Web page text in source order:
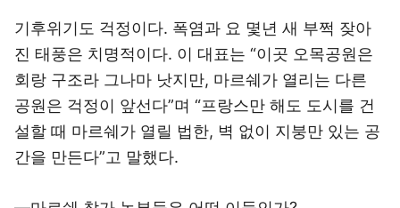
기후위기도 걱정이다. 폭염과 요 몇년 새 부쩍 잦아
진 태풍은 치명적이다. 이 대표는 “이곳 오목공원은
회랑 구조라 그나마 낫지만, 마르쉐가 열리는 다른
공원은 걱정이 앞선다”며 “프랑스만 해도 도시를 건
설할 때 마르쉐가 열릴 법한, 벽 없이 지붕만 있는 공
간을 만든다”고 말했다.